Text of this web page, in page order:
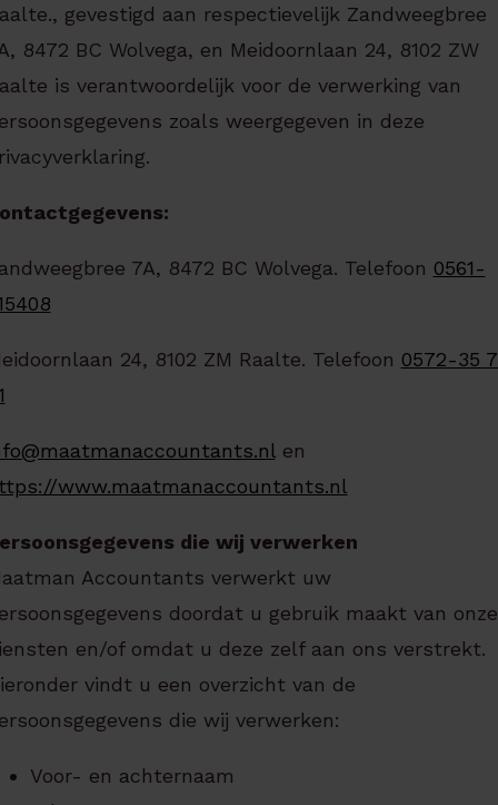
gevestigd aan respectievelijk Zandweegbree
8472 BC Wolvega, en Meidoornlaan 24, 8102 ZW
is verantwoordelijk voor de verwerking van
zoals weergegeven in deze
7A, 8472 BC Wolvega. Telefoon 0561-
24, 8102 ZM Raalte. Telefoon 0572-35
en
www.maatmanaccountants.nl
die wij verwerken
Accountants verwerkt uw
doordat u gebruik maakt van onze
en/of omdat u deze zelf aan ons verstrekt.
vindt u een overzicht van de
die wij verwerken:
Voor- en achternaam